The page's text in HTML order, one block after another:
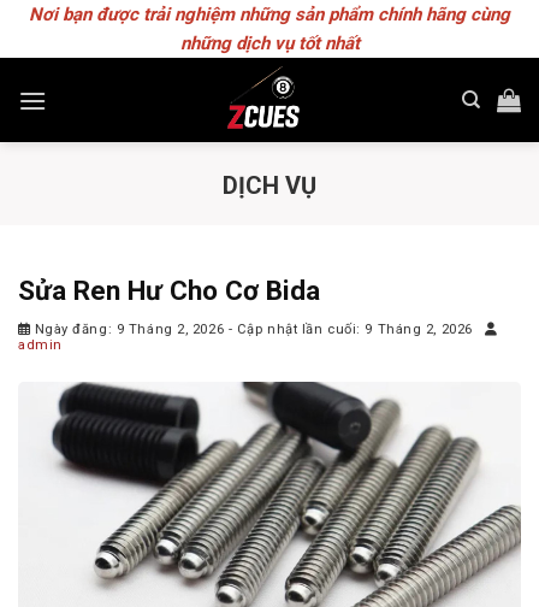
SkipNơi bạn được trải nghiệm những sản phẩm chính hãng cùng
những dịch vụ tốt nhất
DỊCH VỤ
Sửa Ren Hư Cho Cơ Bida
Ngày đăng: 9 Tháng 2, 2026 - Cập nhật lần cuối: 9 Tháng 2, 2026
admin